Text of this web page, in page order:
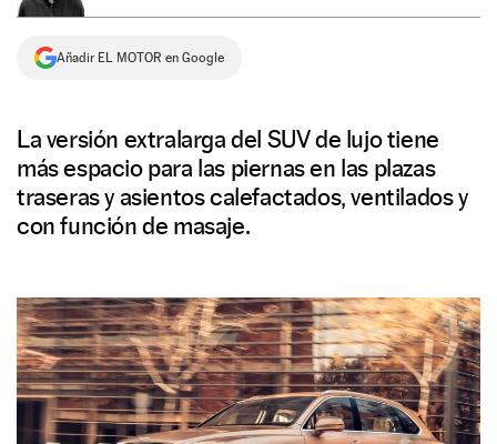
Añadir EL MOTOR en Google
La versión extralarga del SUV de lujo tiene
más espacio para las piernas en las plazas
traseras y asientos calefactados, ventilados y
con función de masaje.